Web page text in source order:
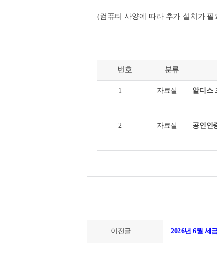
(컴퓨터 사양에 따라 추가 설치가
번호 분류
1 자료실 알디스
2 자료실 공인인
이전글 2026년 6월 세